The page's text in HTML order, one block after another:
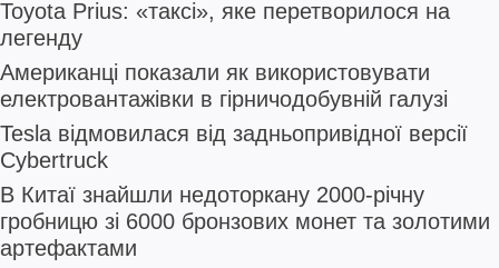
Toyota Prius: «таксі», яке перетворилося на
легенду
Американці показали як використовувати
електровантажівки в гірничодобувній галузі
Tesla відмовилася від задньопривідної версії
Cybertruck
В Китаї знайшли недоторкану 2000-річну
гробницю зі 6000 бронзових монет та золотими
артефактами